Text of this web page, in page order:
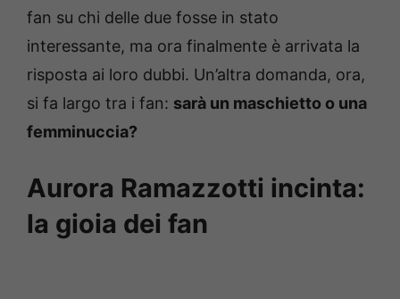
fan su chi delle due fosse in stato
interessante, ma ora finalmente è arrivata la
risposta ai loro dubbi. Un’altra domanda, ora,
si fa largo tra i fan: sarà un maschietto o una
femminuccia?
Aurora Ramazzotti incinta:
la gioia dei fan